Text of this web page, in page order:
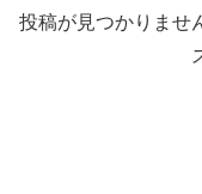
投稿が見つかりませ